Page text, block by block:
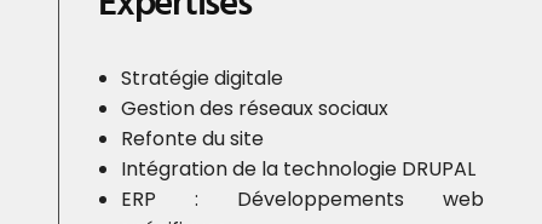
Stratégie digitale
Gestion des réseaux sociaux
Refonte du site
Intégration de la technologie DRUPAL
ERP : Développements web